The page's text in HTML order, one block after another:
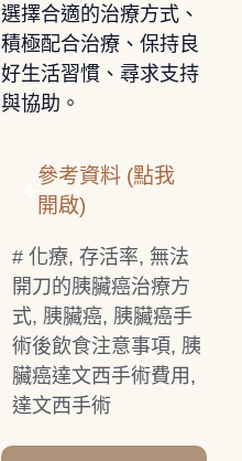
選擇合適的治療方式、
積極配合治療、保持良
好生活習慣、尋求支持
與協助。
參考資料 (點我
開啟)
# 化療, 存活率, 無法
開刀的胰臟癌治療方
式, 胰臟癌, 胰臟癌手
術後飲食注意事項, 胰
臟癌達文西手術費用 ,
達文西手術